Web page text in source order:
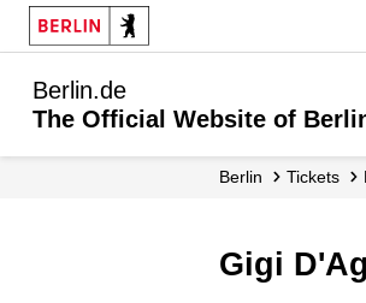
Berlin.de
The Official Website of
Berlin Tickets
Gigi